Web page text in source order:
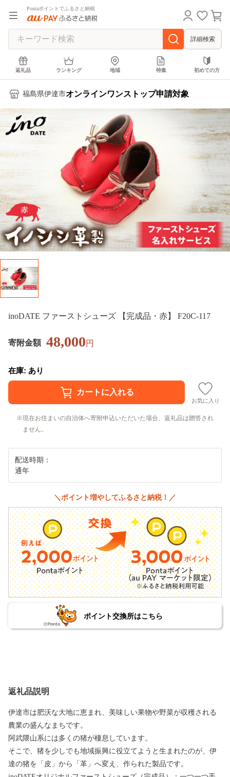
Pontaポイントでふるさと納税
詳細検索
返礼品 ランキング 地域 特集 初めての方
福島県伊達市オンラインワンストップ申請対象
inoDATE ファーストシューズ 【完成品・赤】 F20C-117
寄附金額 48,000円
在庫: あり
お気に入り
現在お住まいの自治体へ寄附申込いただいた場合、返礼品は贈答され
ません。
配送時期：
通年
＼ポイント増やしてふるさと納税！／
ポイント交換所はこちら
返礼品説明
伊達市は肥沃な大地に恵まれ、美味しい果物や野菜が収穫される
農業の盛んなまちです。
阿武隈山系には多くの猪が棲息しています。
そこで、猪を少しでも地域振興に役立てようと生まれたのが、伊
達の猪を「皮」から「革」へ変え、作られた製品です。